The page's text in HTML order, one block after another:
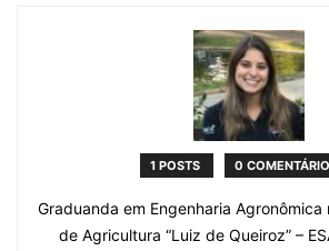
1 POSTS 0
Graduanda em Engenharia Agronômica
de Agricultura “Luiz de Queiroz” –